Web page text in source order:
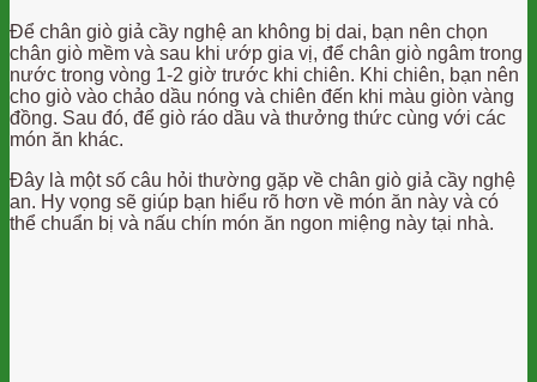
Để chân giò giả cầy nghệ an không bị dai, bạn nên chọn
chân giò mềm và sau khi ướp gia vị, để chân giò ngâm trong
nước trong vòng 1-2 giờ trước khi chiên. Khi chiên, bạn nên
cho giò vào chảo dầu nóng và chiên đến khi màu giòn vàng
đồng. Sau đó, để giò ráo dầu và thưởng thức cùng với các
món ăn khác.
Đây là một số câu hỏi thường gặp về chân giò giả cầy nghệ
an. Hy vọng sẽ giúp bạn hiểu rõ hơn về món ăn này và có
thể chuẩn bị và nấu chín món ăn ngon miệng này tại nhà.